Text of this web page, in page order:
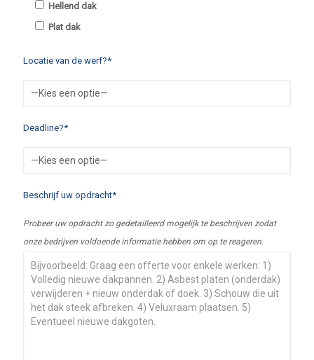
Hellend dak
Plat dak
Locatie van de werf?*
Deadline?*
Beschrijf uw opdracht*
Probeer uw opdracht zo gedetailleerd mogelijk te beschrijven zodat
onze bedrijven voldoende informatie hebben om op te reageren.